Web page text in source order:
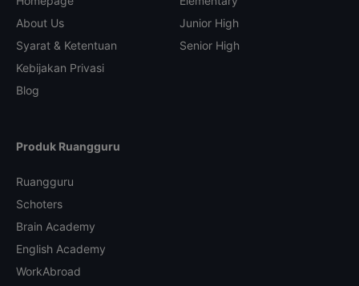
About Us
Syarat & Ketentuan
Kebijakan Privasi
Blog
Junior High
Senior High
Produk Ruangguru
Ruangguru
Schoters
Brain Academy
English Academy
WorkAbroad